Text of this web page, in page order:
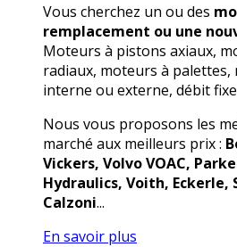
Vous cherchez un ou des
remplacement ou une
Moteurs à pistons axiaux,
radiaux, moteurs à
interne ou externe, débit
Nous vous proposons les
marché aux meilleurs prix :
Vickers, Volvo VOAC,
Hydraulics, Voith, Eckerle,
Calzoni...
En savoir plus